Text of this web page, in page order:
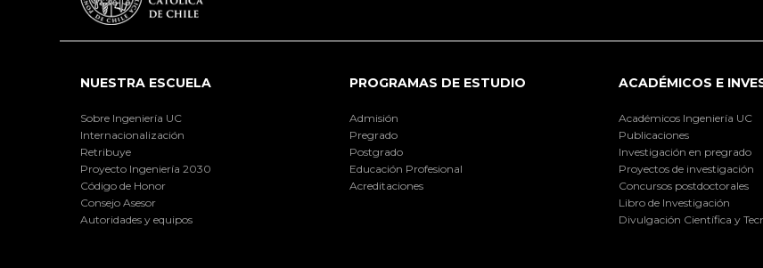
NUESTRA ESCUELA
Sobre Ingeniería UC
Internacionalización
Retribuye
Proyecto Ingeniería 2030
Código de Honor
Consejo Asesor
Autoridades y equipos
PROGRAMAS DE ESTUDIO
Admisión
Pregrado
Postgrado
Educación Profesional
Acreditaciones
ACADÉMICOS E
Académicos Ingeniería UC
Publicaciones
Investigación en pregrado
Proyectos de investigación
Concursos postdoctorales
Libro de Investigación
Divulgación Científica y